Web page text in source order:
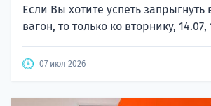
Если Вы хотите успеть запрыгнуть
вагон, то только ко вторнику,
07 июл 2026